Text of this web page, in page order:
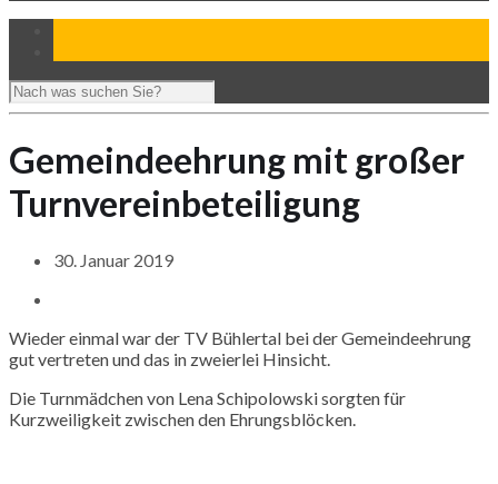
Gemeindeehrung mit großer
Turnvereinbeteiligung
30. Januar 2019
Wieder einmal war der TV Bühlertal bei der Gemeindeehrung
gut vertreten und das in zweierlei Hinsicht.
Die Turnmädchen von Lena Schipolowski sorgten für
Kurzweiligkeit zwischen den Ehrungsblöcken.